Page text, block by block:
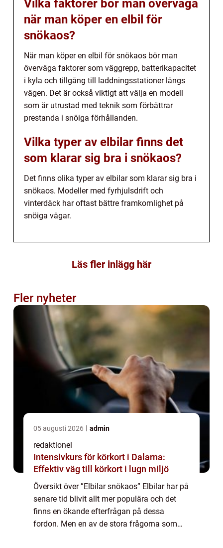
Vilka faktorer bör man överväga
när man köper en elbil för
snökaos?
När man köper en elbil för snökaos bör man
överväga faktorer som väggrepp, batterikapacitet
i kyla och tillgång till laddningsstationer längs
vägen. Det är också viktigt att välja en modell
som är utrustad med teknik som förbättrar
prestanda i snöiga förhållanden.
Vilka typer av elbilar finns det
som klarar sig bra i snökaos?
Det finns olika typer av elbilar som klarar sig bra i
snökaos. Modeller med fyrhjulsdrift och
vinterdäck har oftast bättre framkomlighet på
snöiga vägar.
Läs fler inlägg här
Fler nyheter
05 augusti 2026 admin
redaktionel
Intensivkurs för körkort i Dalarna:
Effektiv väg till körkort i lugn miljö
Översikt över ”Elbilar snökaos” Elbilar har på
senare tid blivit allt mer populära och det
finns en ökande efterfrågan på dessa
fordon. Men en av de stora frågorna som